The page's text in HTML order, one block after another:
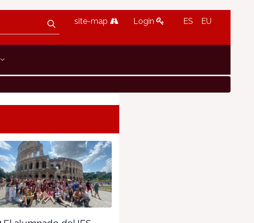
site-map Login ES EU